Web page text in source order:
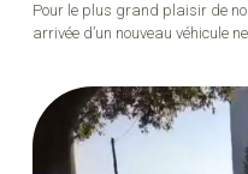
Pour le plus grand plaisir de
arrivée d’un nouveau véhicule